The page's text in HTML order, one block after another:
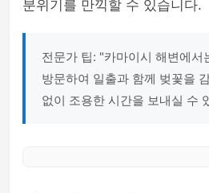
분위기를 만끽할 수 있습니다.
전문가 팁: "카마이시 해변에서
방문하여 일출과 함께 벚꽃을
없이 조용한 시간을 보내실 수